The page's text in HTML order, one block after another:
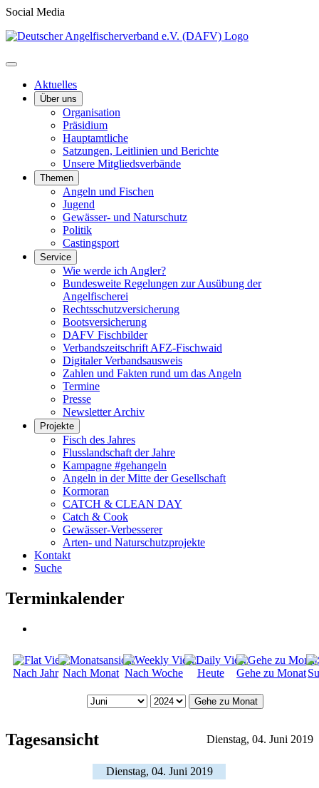
Social Media
Aktuelles
Über uns
Organisation
Präsidium
Hauptamtliche
Satzungen, Leitlinien und Berichte
Unsere Mitgliedsverbände
Themen
Angeln und Fischen
Jugend
Gewässer- und Naturschutz
Politik
Castingsport
Service
Wie werde ich Angler?
Bundesweite Regelungen zur Ausübung der
Angelfischerei
Rechtsschutzversicherung
Bootsversicherung
DAFV Fischbilder
Verbandszeitschrift AFZ-Fischwaid
Digitaler Verbandsausweis
Zahlen und Fakten rund um das Angeln
Termine
Presse
Newsletter Archiv
Projekte
Fisch des Jahres
Flusslandschaft der Jahre
Kampagne #gehangeln
Angeln in der Mitte der Gesellschaft
Kormoran
CATCH & CLEAN DAY
Catch & Cook
Gewässer-Verbesserer
Arten- und Naturschutzprojekte
Kontakt
Suche
Terminkalender
Nach Jahr Nach Monat Nach Woche Heute Gehe zu Monat
Gehe zu Monat
Tagesansicht Dienstag, 04. Juni 2019
Dienstag, 04. Juni 2019